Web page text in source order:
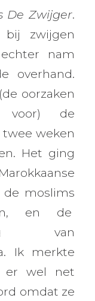
De Zwijger.
zwijgen
nam
overhand.
oorzaken
voor) de
weken
Het ging
de moslims
en de
van
Ik merkte
er wel net
omdat ze